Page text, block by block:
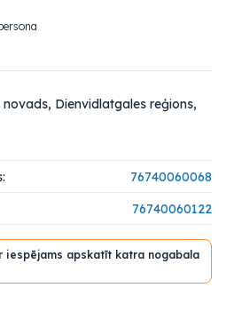
Dienvidlatgales reģions,
76740060068
76740060122
iespējams apskatīt katra nogabala